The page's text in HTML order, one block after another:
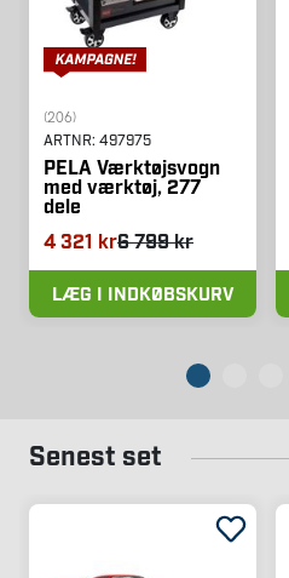
(206)
ARTNR: 497975
PELA Værktøjsvogn
med værktøj, 277
dele
4 321 kr6 799 kr
LÆG I INDKØBSKURV
Senest set